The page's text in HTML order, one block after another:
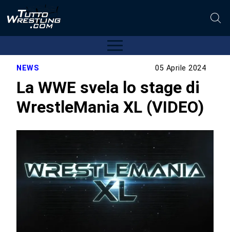
NEWS 05 Aprile 2024
La WWE svela lo stage di
WrestleMania XL (VIDEO)